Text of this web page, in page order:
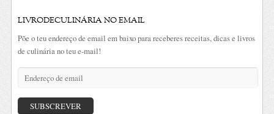
LIVRODECULINÁRIA NO EMAIL
Põe o teu endereço de email em baixo para receberes receitas, dicas e livros
de culinária no teu e-mail!
Endereço
email
SUBSCREVER